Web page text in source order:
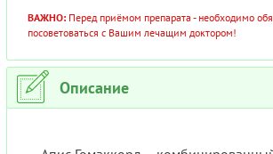
ВАЖНО: Перед приёмом препарата - необходимо
посоветоваться с Вашим лечащим доктором!
Описание